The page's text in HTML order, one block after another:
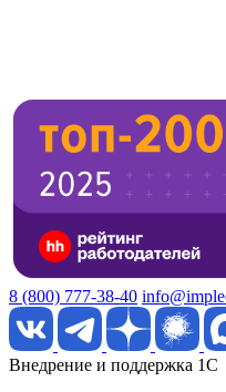
8 (800) 777-38-40
Внедрение и поддержка 1C